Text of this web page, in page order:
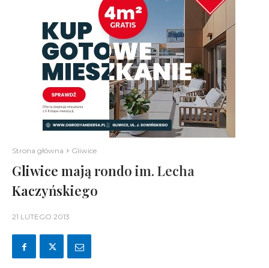
Strona główna Gliwice
Gliwice mają rondo im. Lecha
Kaczyńskiego
21 LUTEGO 2013